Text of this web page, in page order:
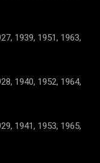
1939, 1951, 1963,
1940, 1952, 1964,
1941, 1953, 1965,